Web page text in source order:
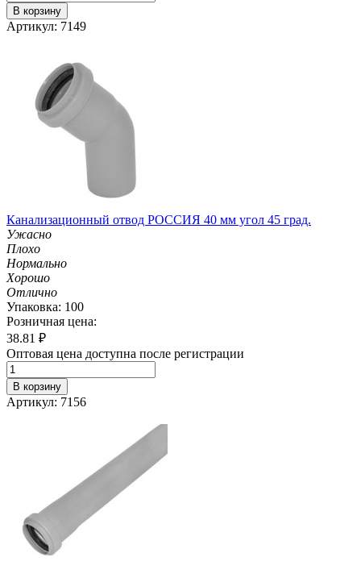
В корзину
Артикул: 7149
Канализационный отвод РОССИЯ 40 мм угол 45 град.
Ужасно
Плохо
Нормально
Хорошо
Отлично
Упаковка: 100
Розничная цена:
38.81 ₽
Оптовая цена доступна после регистрации
В корзину
Артикул: 7156